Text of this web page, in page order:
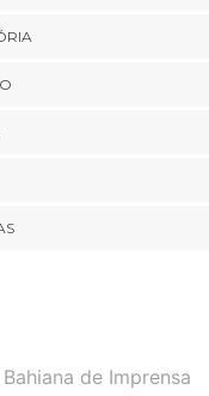
de Imprensa